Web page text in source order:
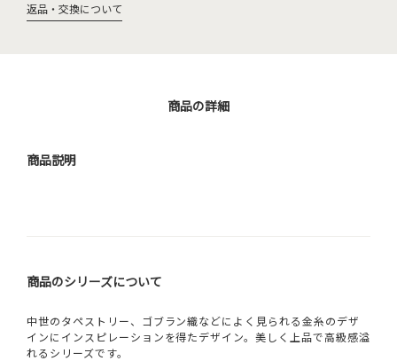
返品・交換について
商品の詳細
商品説明
商品のシリーズについて
中世のタペストリー、ゴブラン織などによく見られる金糸のデザ
インにインスピレーションを得たデザイン。美しく上品で高級感溢
れるシリーズです。